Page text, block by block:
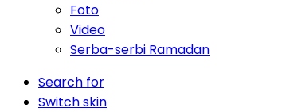
Foto
Video
Serba-serbi Ramadan
Search for
Switch skin